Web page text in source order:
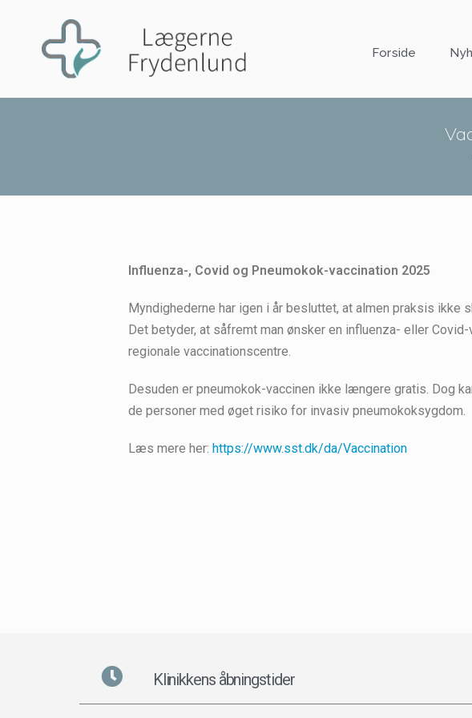
Forside
Influenza-, Covid og Pneumokok-vaccination 2025
Myndighederne har igen i år besluttet, at almen praksis ikke
Det betyder, at såfremt man ønsker en influenza- eller
regionale vaccinationscentre.
Desuden er pneumokok-vaccinen ikke længere gratis. Dog
de personer med øget risiko for invasiv pneumokoksygdom.
Læs mere her: https://www.sst.dk/da/Vaccination
Klinikkens åbningstider